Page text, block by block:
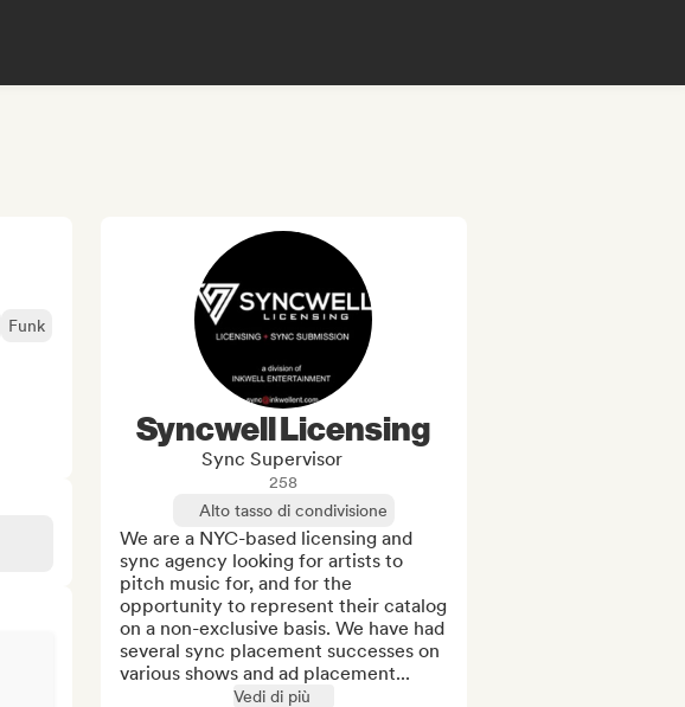
Funk
Syncwell Licensing
Sync Supervisor
258
Alto tasso di condivisione
We are a NYC-based licensing and
sync agency looking for artists to
pitch music for, and for the
opportunity to represent their catalog
on a non-exclusive basis. We have had
several sync placement successes on
various shows and ad placement...
Vedi di più